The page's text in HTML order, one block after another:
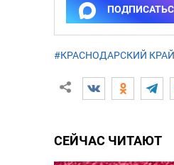
#КРАСНОДАРСКИЙ КРАЙ
СЕЙЧАС ЧИТАЮТ